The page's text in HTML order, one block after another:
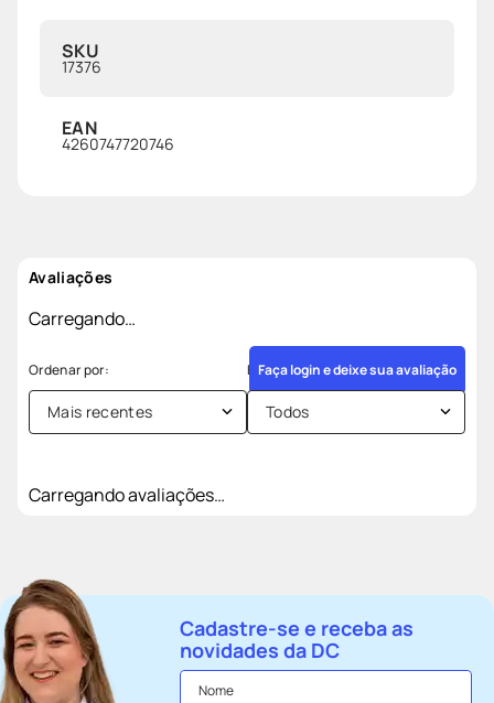
SKU
17376
EAN
4260747720746
Avaliações
Carregando…
Faça login e deixe sua avaliação
Mais recentes Todos
Carregando avaliações…
Cadastre-se e receba as
novidades da DC